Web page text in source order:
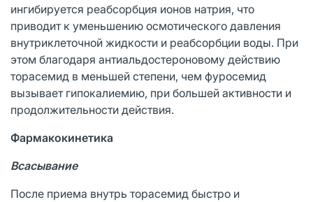
ингибируется реабсорбция ионов натрия, что
приводит к уменьшению осмотического давления
внутриклеточной жидкости и реабсорбции воды. При
этом благодаря антиальдостероновому действию
торасемид в меньшей степени, чем фуросемид
вызывает гипокалиемию, при большей активности и
продолжительности действия.
Фармакокинетика
Всасывание
После приема внутрь торасемид быстро и